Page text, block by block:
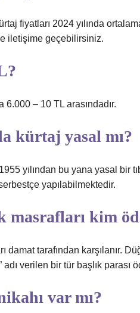
fiyatları 2024 yılında
iletişime geçebilirsiniz.
– 10 TL arasındadır.
kürtaj yasal mı?
yılından bu yana yasal bir
yapılabilmektedir.
masrafları kim
damat tarafından karşılanır.
verilen bir tür başlık parası
var mı?